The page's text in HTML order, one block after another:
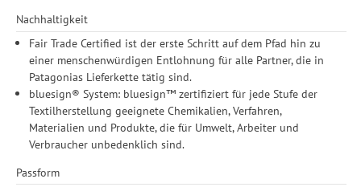
Nachhaltigkeit
Fair Trade Certified ist der erste Schritt auf dem Pfad hin zu
einer menschenwürdigen Entlohnung für alle Partner, die in
Patagonias Lieferkette tätig sind.
bluesign® System: bluesign™ zertifiziert für jede Stufe der
Textilherstellung geeignete Chemikalien, Verfahren,
Materialien und Produkte, die für Umwelt, Arbeiter und
Verbraucher unbedenklich sind.
Passform